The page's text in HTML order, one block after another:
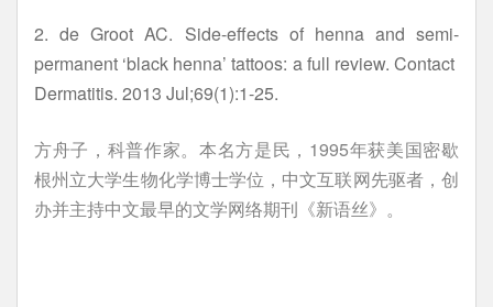
2. de Groot AC. Side-effects of henna and semi-
permanent ‘black henna’ tattoos: a full review. Contact
Dermatitis. 2013 Jul;69(1):1-25.
方舟子，科普作家。本名方是民，1995年获美国密歇
根州立大学生物化学博士学位，中文互联网先驱者，创
办并主持中文最早的文学网络期刊《新语丝》。